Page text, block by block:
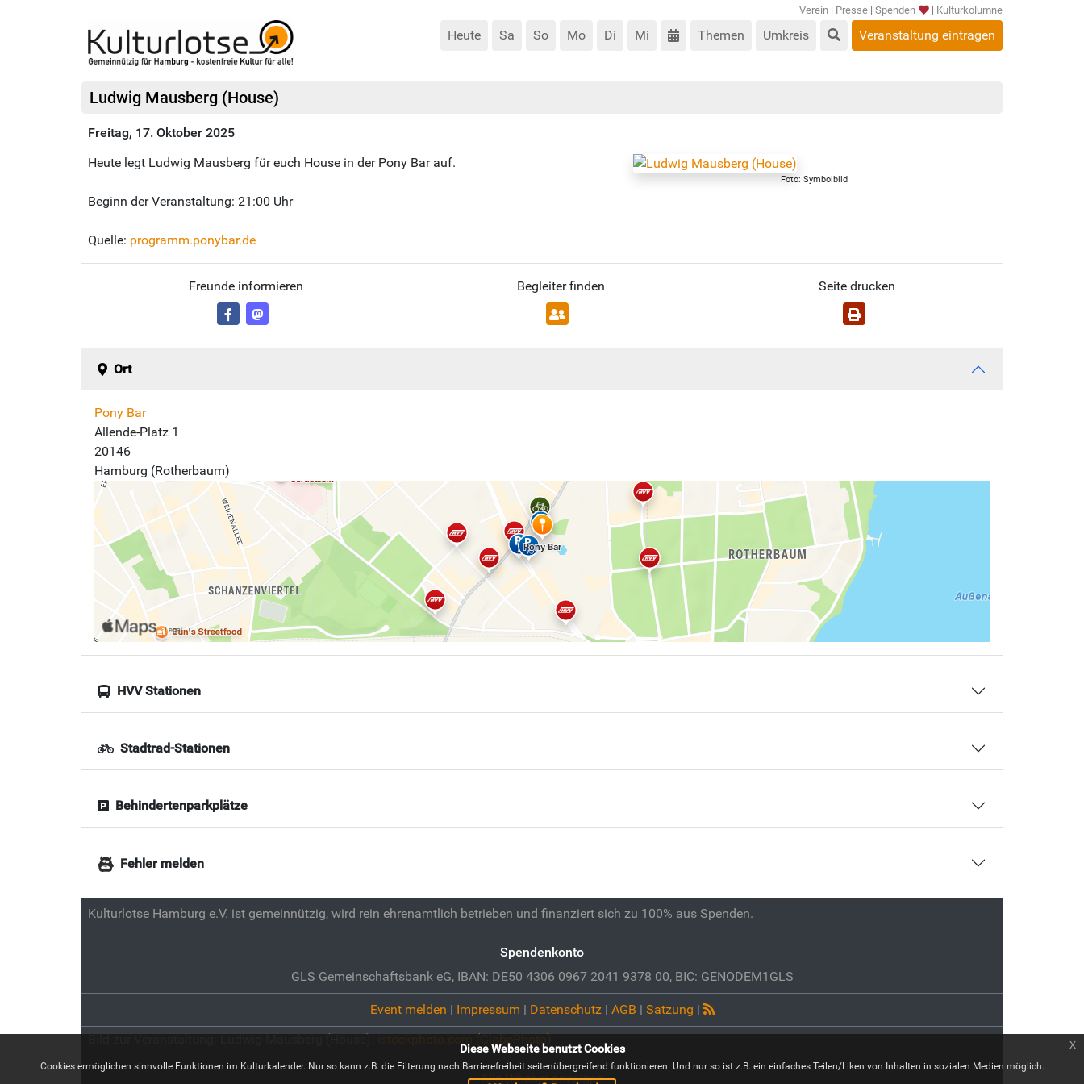
Verein | Presse | Spenden | Kulturkolumne
Heute Sa So Mo Di Mi Themen Umkreis Veranstaltung eintragen
Ludwig Mausberg (House)
Freitag, 17. Oktober 2025
Foto: Symbolbild
Heute legt Ludwig Mausberg für euch House in der Pony Bar auf.
Beginn der Veranstaltung: 21:00 Uhr
Quelle: programm.ponybar.de
Freunde informieren Begleiter finden Seite drucken
Ort
Pony Bar
Allende-Platz 1
20146
Hamburg (Rotherbaum)
HVV Stationen
Stadtrad-Stationen
Behindertenparkplätze
Fehler melden
Kulturlotse Hamburg e.V. ist gemeinnützig, wird rein ehrenamtlich betrieben und finanziert sich zu 100% aus Spenden.
Spendenkonto
GLS Gemeinschaftsbank eG, IBAN: DE50 4306 0967 2041 9378 00, BIC: GENODEM1GLS
Event melden | Impressum | Datenschutz| AGB | Satzung |
Bild zur Veranstaltung:Ludwig Mausberg (House):istockphoto.com (GlobePhoto)
Alle Urheber anzeigen
Diese Webseite benutzt Cookies
Cookies ermöglichen sinnvolle Funktionen im Kulturkalender. Nur so kann z.B. die Filterung nach Barrierefreiheit seitenübergreifend funktionieren. Und nur so ist z.B. ein einfaches Teilen/Liken von Inhalten in sozialen Medien möglich.
x